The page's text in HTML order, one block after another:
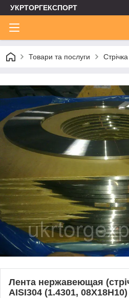
УКРТОРГЕКСПОРТ
Товари та послуги
Лента нержавеющая
AISI304 (1.4301,